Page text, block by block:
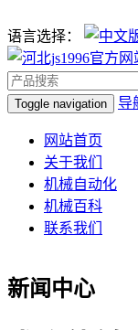
语言选择：
Toggle navigation 导
网站首页
关于我们
机械自动化
机械百科
联系我们
新闻中心